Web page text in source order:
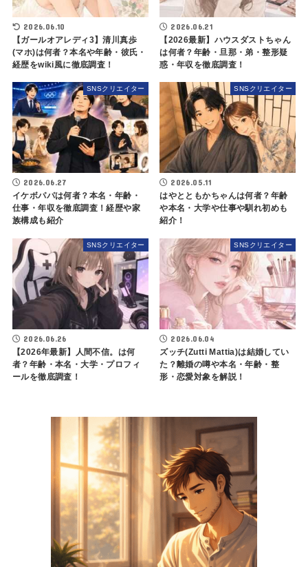
2026.06.10
【ガールオアレディ3】清川真歩
(マホ)は何者？本名や年齢・彼氏・
経歴をwiki風に徹底調査！
2026.06.21
【2026最新】ハウスダストちゃん
は何者？年齢・旦那・弟・整形疑
惑・年収を徹底調査！
SNSクリエイター
2026.06.27
イケボパパは何者？本名・年齢・
仕事・年収を徹底調査！経歴や家
族構成も紹介
SNSクリエイター
2026.05.11
はやとともかちゃんは何者？年齢
や本名・大学や仕事や馴れ初めも
紹介！
SNSクリエイター
2026.06.26
【2026年最新】人間不信。は何
者？年齢・本名・大学・プロフィ
ールを徹底調査！
SNSクリエイター
2026.06.04
ズッチ(Zutti Mattia)は結婚してい
た？離婚の噂や本名・年齢・整
形・恋愛対象を解説！